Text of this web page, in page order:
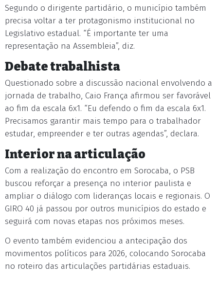
Segundo o dirigente partidário, o município também
precisa voltar a ter protagonismo institucional no
Legislativo estadual. “É importante ter uma
representação na Assembleia”, diz.
Debate trabalhista
Questionado sobre a discussão nacional envolvendo a
jornada de trabalho, Caio França afirmou ser favorável
ao fim da escala 6x1. “Eu defendo o fim da escala 6x1.
Precisamos garantir mais tempo para o trabalhador
estudar, empreender e ter outras agendas”, declara.
Interior na articulação
Com a realização do encontro em Sorocaba, o PSB
buscou reforçar a presença no interior paulista e
ampliar o diálogo com lideranças locais e regionais. O
GIRO 40 já passou por outros municípios do estado e
seguirá com novas etapas nos próximos meses.
O evento também evidenciou a antecipação dos
movimentos políticos para 2026, colocando Sorocaba
no roteiro das articulações partidárias estaduais.